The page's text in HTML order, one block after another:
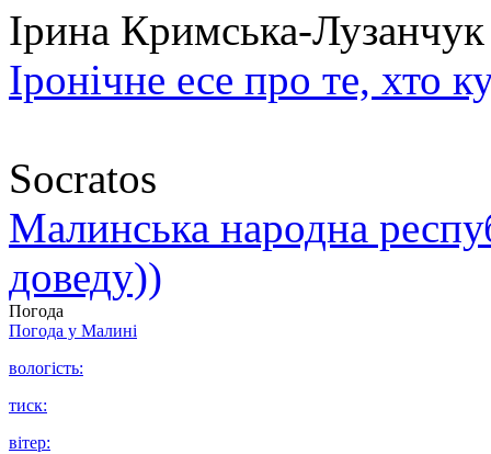
Ірина Кримська-Лузанчук
Іронічне есе про те, хто
Socratos
Малинська народна
доведу))
Погода
Погода у Малині
вологість:
тиск:
вітер: